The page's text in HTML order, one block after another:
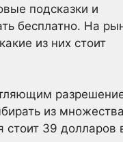
подсказки и
бесплатно. На
из них стоит
из множества
стоит 39 долларов